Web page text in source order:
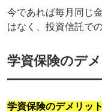
今であれば毎月同じ
はなく、投資信託で
学資保険のデ
学資保険のデメリッ